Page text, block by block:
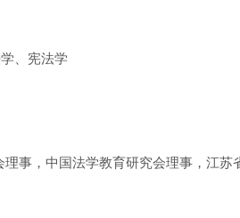
、宪法学
事，中国法学教育研究会理事，江苏